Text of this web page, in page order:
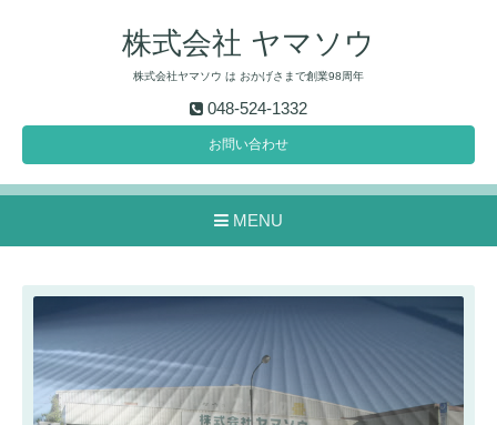
株式会社 ヤマソウ
株式会社ヤマソウ は おかげさまで創業98周年
048-524-1332
お問い合わせ
MENU